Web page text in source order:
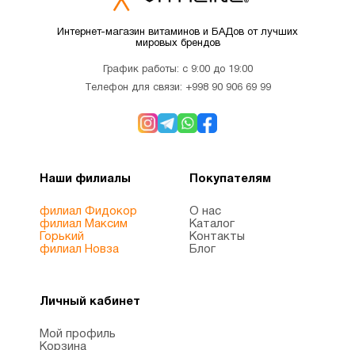
Интернет-магазин витаминов и БАДов от лучших
мировых брендов
График работы: с 9:00 до 19:00
Телефон для связи: +998 90 906 69 99
Наши филиалы
филиал Фидокор
филиал Максим
Горький
филиал Новза
Покупателям
О нас
Каталог
Контакты
Блог
Личный кабинет
Мой профиль
Корзина